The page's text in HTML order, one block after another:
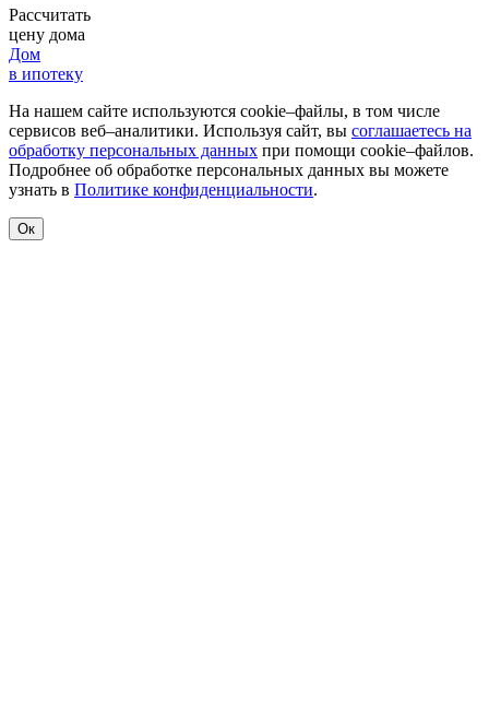
Рассчитать
цену дома
Дом
в ипотеку
На нашем сайте используются cookie–файлы, в том числе
сервисов веб–аналитики. Используя сайт, вы соглашаетесь на
обработку персональных данных при помощи cookie–файлов.
Подробнее об обработке персональных данных вы можете
узнать в Политике конфиденциальности.
Ок